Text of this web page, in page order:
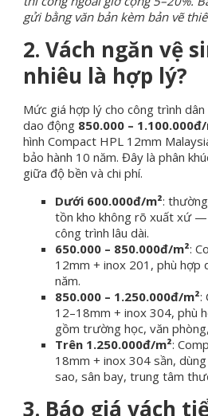
gửi bằng văn bản kèm bản vẽ
2. Vách ngăn vệ
nhiêu là hợp lý?
Mức giá hợp lý cho công trình
dao động 850.000 – 1.100.000đ/
hình Compact HPL 12mm
bảo hành 10 năm. Đây là phân
giữa độ bền và chi phí.
Dưới 600.000đ/m²:
tồn kho không rõ xuất xứ —
công trình lâu dài.
650.000 – 850.000đ/m²:
12mm + inox 201, phù hợp
năm.
850.000 – 1.250.000đ/m²:
12–18mm + inox 304, phù
gồm trường học, văn
Trên 1.250.000đ/m²:
18mm + inox 304 sần,
sao, sân bay, trung tâm
3. Báo giá vách